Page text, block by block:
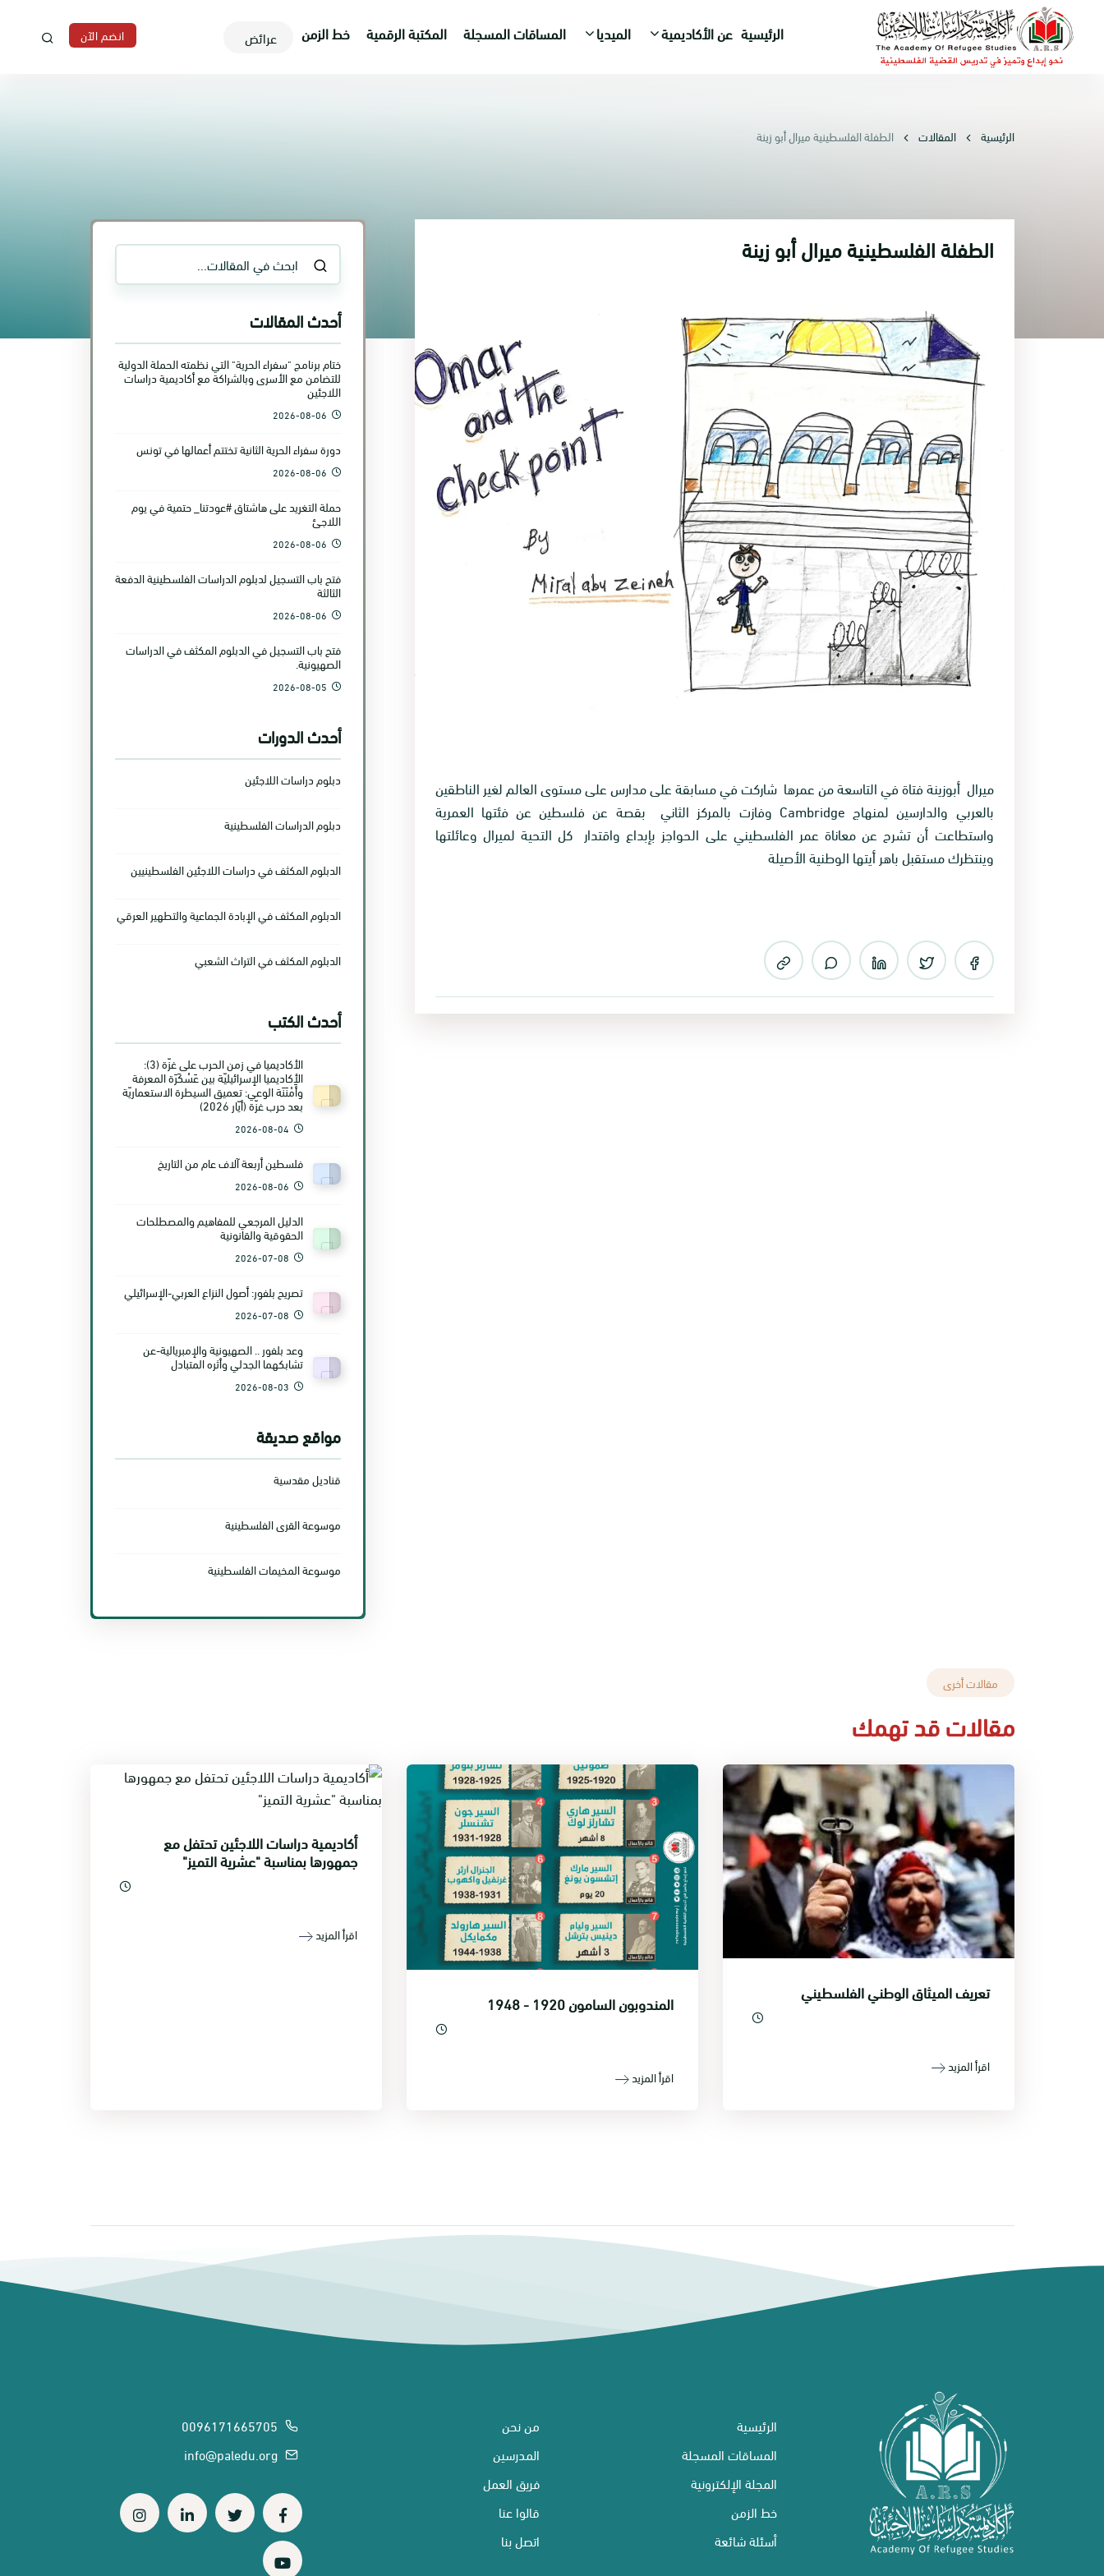
الرئيسية عن الأكاديمية الميديا المساقات المسجلة المكتبة الرقمية خط الزمن عرائض انضم الآن
الرئيسية المقالات الطفلة الفلسطينية ميرال أبو زينة
الطفلة الفلسطينية ميرال أبو زينة
ميرال أبوزينة فتاة في التاسعة من عمرها شاركت في مسابقة على مدارس على مستوى العالم لغير الناطقين
بالعربي والدارسين لمنهاج Cambridge وفازت بالمركز الثاني بقصة عن فلسطين عن فئتها العمرية
واستطاعت أن تشرح عن معاناة عمر الفلسطيني على الحواجز بإبداع واقتدار كل التحية لميرال وعائلتها
وينتظرك مستقبل باهر أيتها الوطنية الأصيلة
أحدث المقالات
ختام برنامج "سفراء الحرية" التي نظمته الحملة الدولية
للتضامن مع الأسرى وبالشراكة مع أكاديمية دراسات
اللاجئين
2026-08-06
دورة سفراء الحرية الثانية تختتم أعمالها في تونس
2026-08-06
حملة التغريد على هاشتاق #عودتنا_ حتمية في يوم
اللاجئ
2026-08-06
فتح باب التسجيل لدبلوم الدراسات الفلسطينية الدفعة
الثالثة
2026-08-06
فتح باب التسجيل في الدبلوم المكثف في الدراسات
الصهيونية.
2026-08-05
أحدث الدورات
دبلوم دراسات اللاجئين
دبلوم الدراسات الفلسطينية
الدبلوم المكثف في دراسات اللاجئين الفلسطينيين
الدبلوم المكثف في الإبادة الجماعية والتطهير العرقي
الدبلوم المكثف في التراث الشعبي
أحدث الكتب
الأكاديميا في زمن الحرب على غزّة (3):
الأكاديميا الإسرائيليّة بين عَسْكَرَة المعرفة
وأَمْنَنَة الوعي: تعميق السيطرة الاستعماريّة
بعد حرب غزّة (أيّار 2026)
2026-08-04
فلسطين أربعة آلاف عام من التاريخ
2026-08-06
الدليل المرجعي للمفاهيم والمصطلحات
الحقوقية والقانونية
2026-07-08
تصريح بلفور: أصول النزاع العربي-الإسرائيلي
2026-07-08
وعد بلفور .. الصهيونية والإمبريالية-عن
تشابكهما الجدلي وأثره المتبادل
2026-08-03
مواقع صديقة
قناديل مقدسية
موسوعة القرى الفلسطينية
موسوعة المخيمات الفلسطينية
مقالات أخرى
مقالات قد تهمك
تعريف الميثاق الوطني الفلسطيني
اقرأ المزيد
المندوبون السامون 1920 - 1948
اقرأ المزيد
أكاديمية دراسات اللاجئين تحتفل مع
جمهورها بمناسبة "عشرية التميز"
اقرأ المزيد
الرئيسية
المساقات المسجلة
المجلة الإلكترونية
خط الزمن
أسئلة شائعة
من نحن
المدرسين
فريق العمل
قالوا عنا
اتصل بنا
0096171665705
info@paledu.org